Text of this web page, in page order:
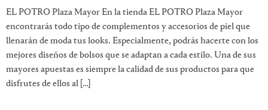
EL POTRO Plaza Mayor En la tienda EL POTRO Plaza Mayor
encontrarás todo tipo de complementos y accesorios de piel que
llenarán de moda tus looks. Especialmente, podrás hacerte con los
mejores diseños de bolsos que se adaptan a cada estilo. Una de sus
mayores apuestas es siempre la calidad de sus productos para que
disfrutes de ellos al […]